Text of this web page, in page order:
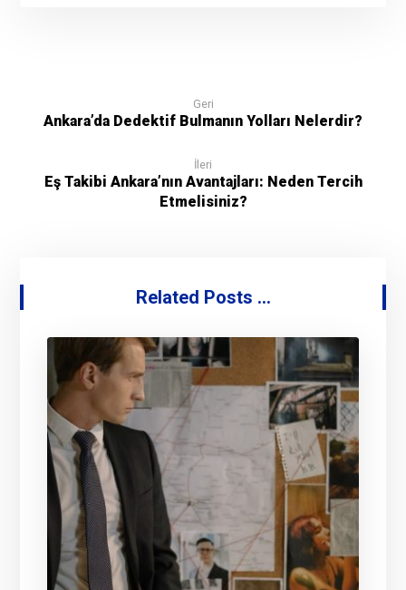
Geri
Ankara’da Dedektif Bulmanın Yolları Nelerdir?
İleri
Eş Takibi Ankara’nın Avantajları: Neden Tercih
Etmelisiniz?
Related Posts ...